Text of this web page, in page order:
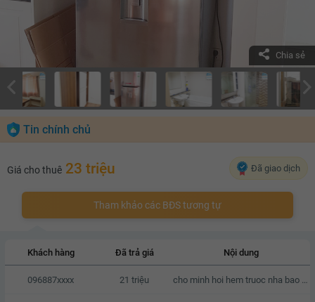
Chia sẻ
Tin chính chủ
Giá cho thuê 23 triệu Đã giao dịch
Tham khảo các BĐS tương tự
Khách hàng Đã trả giá Nội dung
096887xxxx 21 triệu